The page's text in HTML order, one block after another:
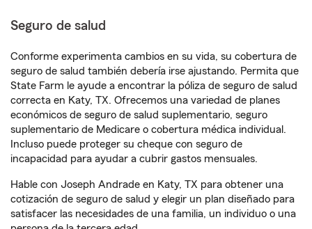
Seguro de salud
Conforme experimenta cambios en su vida, su cobertura de
seguro de salud también debería irse ajustando. Permita que
State Farm le ayude a encontrar la póliza de seguro de salud
correcta en Katy, TX. Ofrecemos una variedad de planes
económicos de seguro de salud suplementario, seguro
suplementario de Medicare o cobertura médica individual.
Incluso puede proteger su cheque con seguro de
incapacidad para ayudar a cubrir gastos mensuales.
Hable con Joseph Andrade en Katy, TX para obtener una
cotización de seguro de salud y elegir un plan diseñado para
satisfacer las necesidades de una familia, un individuo o una